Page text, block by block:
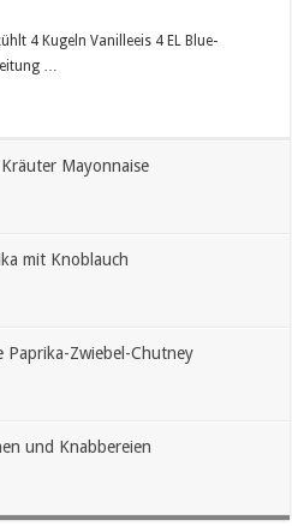
4 Kugeln Vanilleeis 4 EL Blue-
…
Mayonnaise
mit Knoblauch
Paprika-Zwiebel-Chutney
und Knabbereien